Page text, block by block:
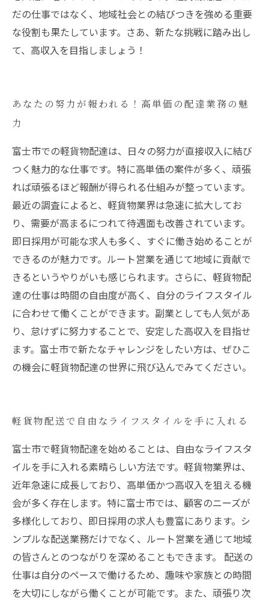
だの仕事ではなく、地域社会との結びつきを強める重要
な役割も果たしています。さあ、新たな挑戦に踏み出し
て、高収入を目指しましょう！
あなたの努力が報われる！高単価の配達業務の魅
力
富士市での軽貨物配達は、日々の努力が直接収入に結び
つく魅力的な仕事です。特に高単価の案件が多く、頑張
れば頑張るほど報酬が得られる仕組みが整っています。
最近の調査によると、軽貨物業界は急速に拡大してお
り、需要が高まるにつれて待遇面も改善されています。
即日採用が可能な求人も多く、すぐに働き始めることが
できるのが魅力です。ルート営業を通じて地域に貢献で
きるというやりがいも感じられます。さらに、軽貨物配
達の仕事は時間の自由度が高く、自分のライフスタイル
に合わせて働くことができます。副業としても人気があ
り、怠けずに努力することで、安定した高収入を目指せ
ます。富士市で新たなチャレンジをしたい方は、ぜひこ
の機会に軽貨物配達の世界に飛び込んでみてください。
軽貨物配送で自由なライフスタイルを手に入れる
富士市で軽貨物配達を始めることは、自由なライフスタ
イルを手に入れる素晴らしい方法です。軽貨物業界は、
近年急速に成長しており、高単価かつ高収入を狙える機
会が多く存在します。特に富士市では、顧客のニーズが
多様化しており、即日採用の求人も豊富にあります。シ
ンプルな配送業務だけでなく、ルート営業を通じて地域
の皆さんとのつながりを深めることもできます。 配送の
仕事は自分のペースで働けるため、趣味や家族との時間
を大切にしながら働くことが可能です。また、頑張り次